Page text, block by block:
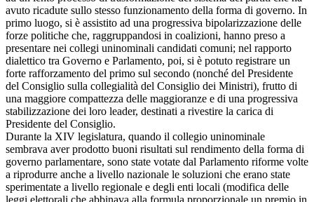
avuto ricadute sullo stesso funzionamento della forma di governo. In
primo luogo, si è assistito ad una progressiva bipolarizzazione delle
forze politiche che, raggruppandosi in coalizioni, hanno preso a
presentare nei collegi uninominali candidati comuni; nel rapporto
dialettico tra Governo e Parlamento, poi, si è potuto registrare un
forte rafforzamento del primo sul secondo (nonché del Presidente
del Consiglio sulla collegialità del Consiglio dei Ministri), frutto di
una maggiore compattezza delle maggioranze e di una progressiva
stabilizzazione dei loro leader, destinati a rivestire la carica di
Presidente del Consiglio.
Durante la XIV legislatura, quando il collegio uninominale
sembrava aver prodotto buoni risultati sul rendimento della forma di
governo parlamentare, sono state votate dal Parlamento riforme volte
a riprodurre anche a livello nazionale le soluzioni che erano state
sperimentate a livello regionale e degli enti locali (modifica delle